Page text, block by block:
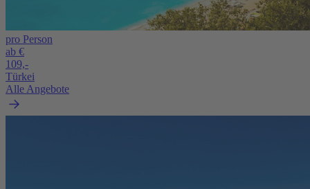
pro Person
ab €
109,-
Türkei
Alle Angebote